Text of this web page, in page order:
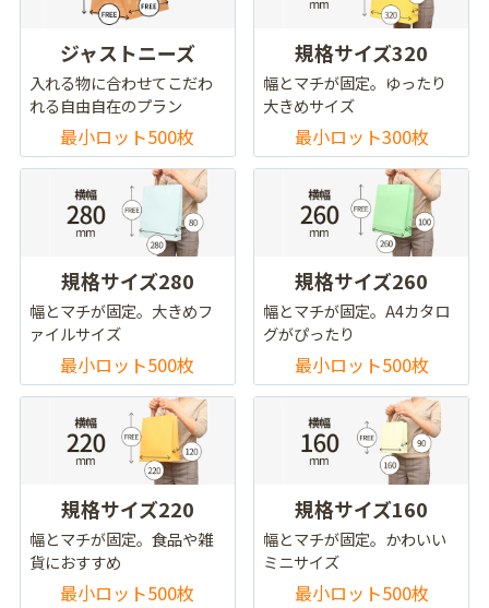
ジャストニーズ
入れる物に合わせてこだわ
れる自由自在のプラン
最小ロット500枚
規格サイズ320
幅とマチが固定。ゆったり
大きめサイズ
最小ロット300枚
規格サイズ280
幅とマチが固定。大きめフ
ァイルサイズ
最小ロット500枚
規格サイズ260
幅とマチが固定。A4カタロ
グがぴったり
最小ロット500枚
規格サイズ220
幅とマチが固定。食品や雑
貨におすすめ
最小ロット500枚
規格サイズ160
幅とマチが固定。かわいい
ミニサイズ
最小ロット500枚